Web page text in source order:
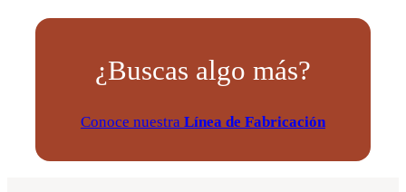
¿Buscas algo más?
Conoce nuestra Línea de Fabricación